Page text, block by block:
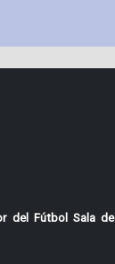
del Fútbol Sala de